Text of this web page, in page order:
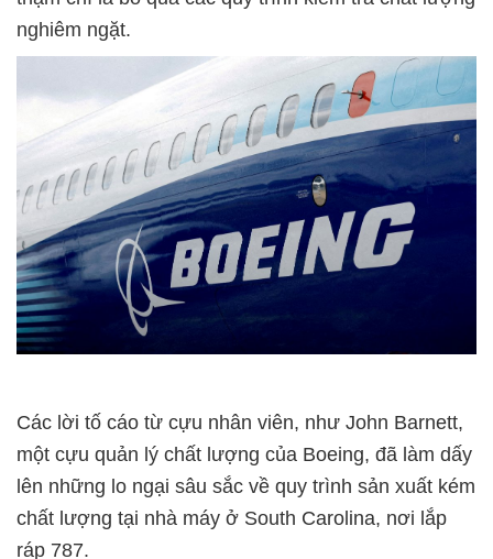
nghiêm ngặt.
Các lời tố cáo từ cựu nhân viên, như John Barnett,
một cựu quản lý chất lượng của Boeing, đã làm dấy
lên những lo ngại sâu sắc về quy trình sản xuất kém
chất lượng tại nhà máy ở South Carolina, nơi lắp
ráp 787.